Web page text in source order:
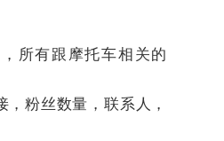
所有跟摩托车相关的
，粉丝数量，联系人，